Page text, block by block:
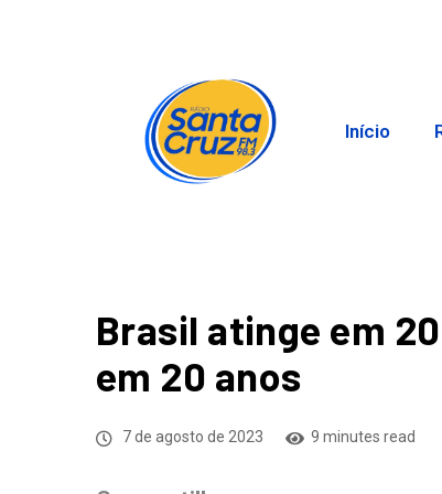
Início
Brasil atinge em
em 20 anos
7 de agosto de 2023 9 minutes read